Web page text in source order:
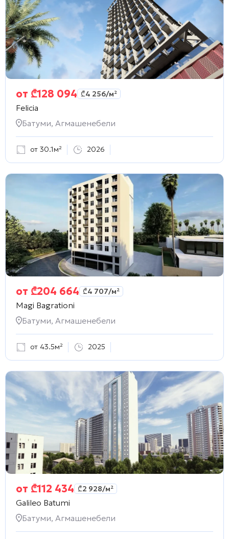
от ₾128 094 ₾4 256/м²
Felicia
Батуми, Агмашенебели
от 30.1м² 2026
от ₾204 664 ₾4 707/м²
Magi Bagrationi
Батуми, Агмашенебели
от 43.5м² 2025
от ₾112 434 ₾2 928/м²
Galileo Batumi
Батуми, Агмашенебели